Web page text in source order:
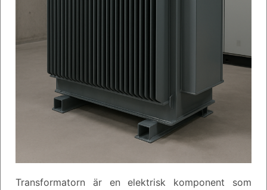
Transformatorn är en elektrisk komponent som